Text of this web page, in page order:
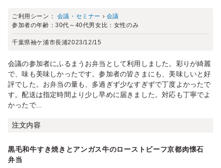
ご利用シーン： 会議・セミナー › 会議
参加者の年齢：30代～40代男女比： 女性のみ
千葉県袖ケ浦市長浦2023/12/15
会議の参加者にふるまうお弁当として利用しました。彩りが綺麗
で、味も美味しかったです。参加者の皆さまにも、美味しいと好
評でした。お弁当の量も、多過ぎず少なすぎずで丁度よかったで
す。配送は指定時間より少し早めに届きました。対応も丁寧でよ
かったで...
注文内容
黒毛和牛すき焼きとアンガス牛のローストビーフ京都肉懐石
弁当